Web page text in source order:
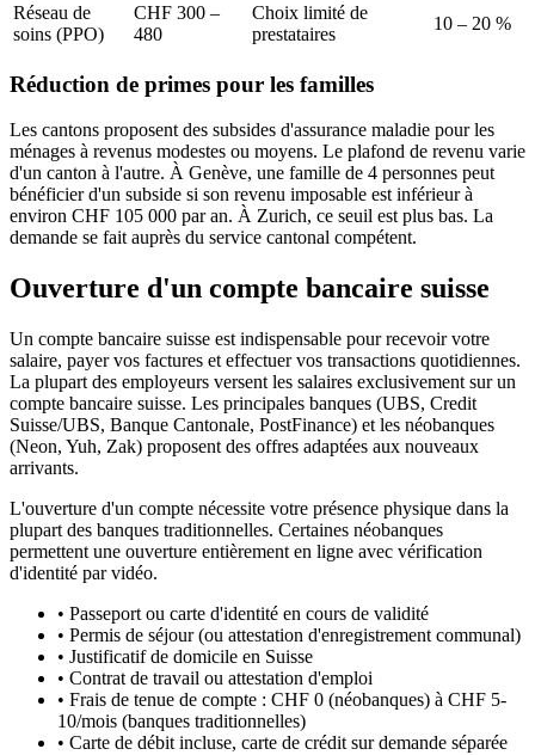
Réseau de
soins (PPO)
CHF 300 –
480
Choix limité de
prestataires
10 – 20 %
Réduction de primes pour les familles
Les cantons proposent des subsides d'assurance maladie pour les
ménages à revenus modestes ou moyens. Le plafond de revenu varie
d'un canton à l'autre. À Genève, une famille de 4 personnes peut
bénéficier d'un subside si son revenu imposable est inférieur à
environ CHF 105 000 par an. À Zurich, ce seuil est plus bas. La
demande se fait auprès du service cantonal compétent.
Ouverture d'un compte bancaire suisse
Un compte bancaire suisse est indispensable pour recevoir votre
salaire, payer vos factures et effectuer vos transactions quotidiennes.
La plupart des employeurs versent les salaires exclusivement sur un
compte bancaire suisse. Les principales banques (UBS, Credit
Suisse/UBS, Banque Cantonale, PostFinance) et les néobanques
(Neon, Yuh, Zak) proposent des offres adaptées aux nouveaux
arrivants.
L'ouverture d'un compte nécessite votre présence physique dans la
plupart des banques traditionnelles. Certaines néobanques
permettent une ouverture entièrement en ligne avec vérification
d'identité par vidéo.
• Passeport ou carte d'identité en cours de validité
• Permis de séjour (ou attestation d'enregistrement communal)
• Justificatif de domicile en Suisse
• Contrat de travail ou attestation d'emploi
• Frais de tenue de compte : CHF 0 (néobanques) à CHF 5-
10/mois (banques traditionnelles)
• Carte de débit incluse, carte de crédit sur demande séparée